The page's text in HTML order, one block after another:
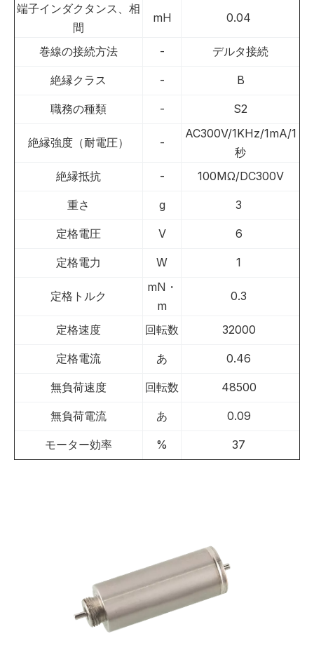
端子インダクタンス、相
間
mH 0.04
巻線の接続方法 - デルタ接続
絶縁クラス - B
職務の種類 - S2
絶縁強度（耐電圧） -
AC300V/1KHz/1mA/1
秒
絶縁抵抗
- 100MΩ/DC300V
重さ g 3
定格電圧 V 6
定格電力 W 1
定格トルク
mN・
m
0.3
定格速度 回転数 32000
定格電流 あ 0.46
無負荷速度 回転数 48500
無負荷電流 あ 0.09
モーター効率 % 37